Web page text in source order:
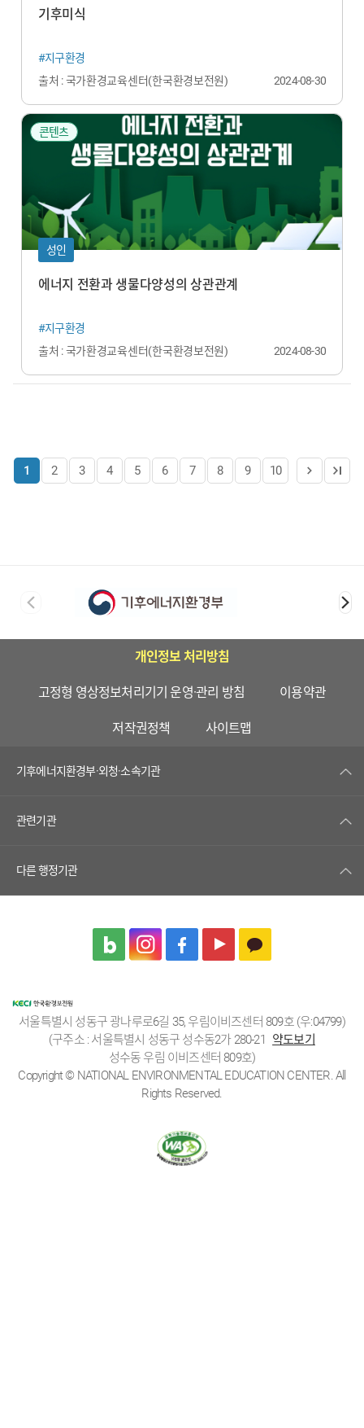
기후미식
#지구환경
출처 : 국가환경교육센터(한국환경보전원)
2024-08-30
콘텐츠
성인
에너지 전환과 생물다양성의 상관관계
#지구환경
출처 : 국가환경교육센터(한국환경보전원)
2024-08-30
1 2 3 4 5 6 7 8 9 10
개인정보 처리방침
고정형 영상정보처리기기 운영·관리 방침 이용약관
저작권정책 사이트맵
기후에너지환경부·외청·소속기관
관련기관
다른 행정기관
서울특별시 성동구 광나루로6길 35, 우림이비즈센터 809호 (우:04799)
(구주소 : 서울특별시 성동구 성수동2가 280-21
약도보기
성수동 우림 이비즈센터 809호)
Copyright © NATIONAL ENVIRONMENTAL EDUCATION CENTER. All
Rights Reserved.